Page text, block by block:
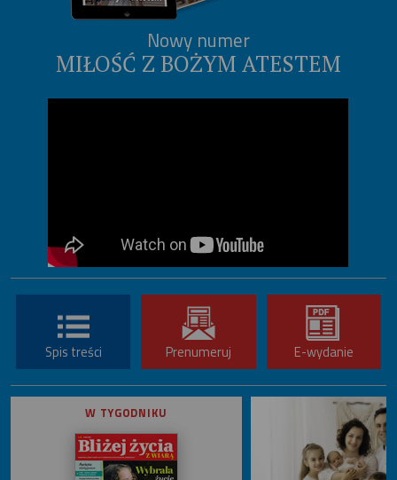
Nowy numer
MIŁOŚĆ Z BOŻYM ATESTEM
Spis treści Prenumeruj E-wydanie
W TYGODNIKU